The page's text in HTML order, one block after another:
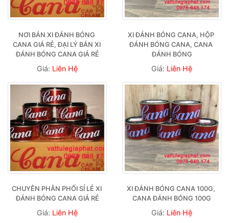
NƠI BÁN XI ĐÁNH BÓNG
CANA GIÁ RẺ, ĐẠI LÝ BÁN XI
ĐÁNH BÓNG CANA GIÁ RẺ
Giá: Liên Hệ
XI ĐÁNH BÓNG CANA, HỘP
ĐÁNH BÓNG CANA, CANA
ĐÁNH BÓNG
Giá: Liên Hệ
CHUYÊN PHÂN PHỐI SỈ LẺ XI
ĐÁNH BÓNG CANA GIÁ RẺ
Giá: Liên Hệ
XI ĐÁNH BÓNG CANA 100G,
CANA ĐÁNH BÓNG 100G
Giá: Liên Hệ